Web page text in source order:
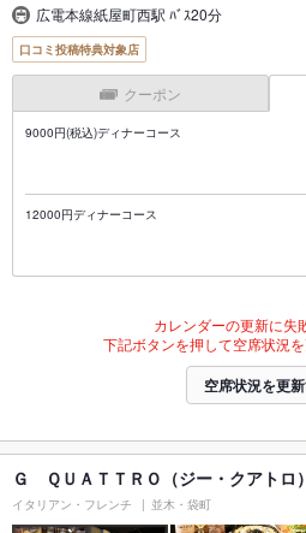
広電本線紙屋町西駅 ﾊﾞｽ20分
口コミ投稿特典対象店
クーポン
9000円(税込)ディナーコース
12000円ディナーコース
カレンダーの更新に失
下記ボタンを押して空席状況を
空席状況を更
Ｇ ＱＵＡＴＴＲＯ（ジー・クアトロ）
イタリアン・フレンチ 並木・袋町